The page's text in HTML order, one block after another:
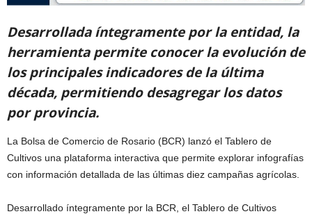
Desarrollada íntegramente por la entidad, la
herramienta permite conocer la evolución de
los principales indicadores de la última
década, permitiendo desagregar los datos
por provincia.
La Bolsa de Comercio de Rosario (BCR) lanzó el Tablero de
Cultivos una plataforma interactiva que permite explorar infografías
con información detallada de las últimas diez campañas agrícolas.
Desarrollado íntegramente por la BCR, el Tablero de Cultivos